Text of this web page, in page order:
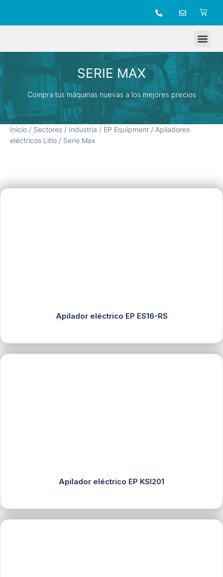
SERIE MAX
Compra tus máquinas nuevas a los mejores precios
Inicio / Sectores / Industria / EP Equipment / Apiladores
eléctricos Litio / Serie Max
Apilador eléctrico EP ES16-RS
Apilador eléctrico EP KSI201